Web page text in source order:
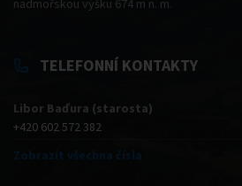
nadmořskou výšku 674 m n. m.
TELEFONNÍ KONTAKTY
Libor Baďura (starosta)
+420 602 572 382
Zobrazit všechna čísla